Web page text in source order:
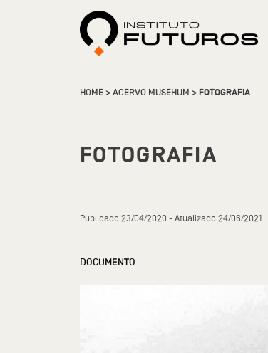
HOME>ACERVO MUSEHUM >FOTOGRAFIA
FOTOGRAFIA
Publicado 23/04/2020 - Atualizado 24/06/2021
DOCUMENTO